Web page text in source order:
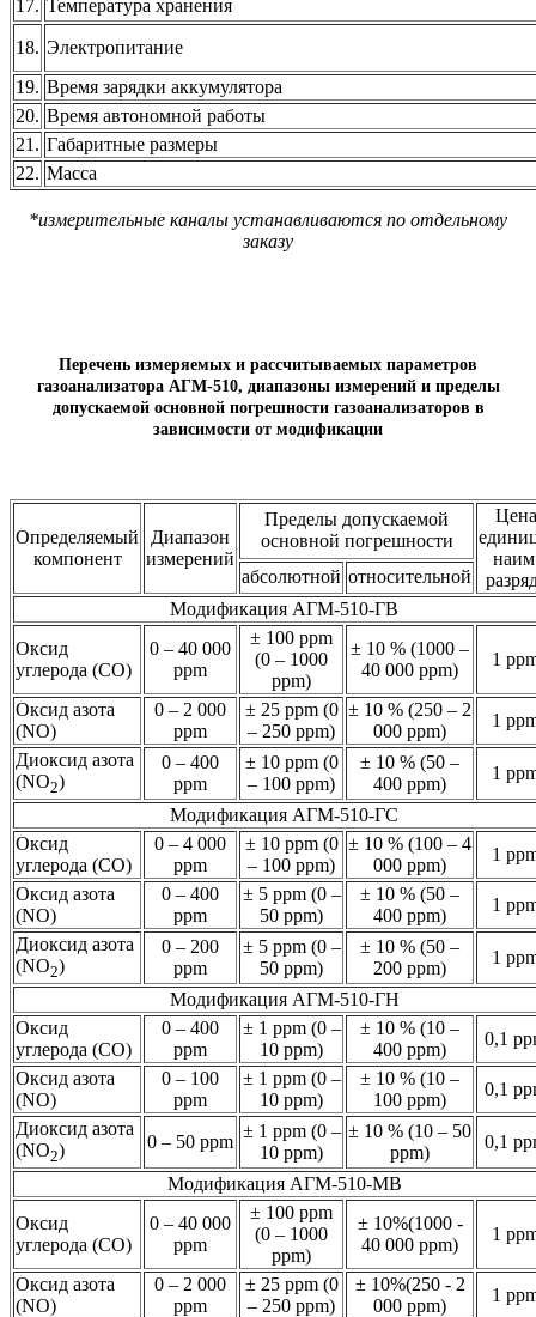
17. Температура хранения
18. Электропитание
19. Время зарядки аккумулятора
20. Время автономной работы
21. Габаритные размеры
22. Масса
*измерительные каналы устанавливаются по отдельному
заказу
Перечень измеряемых и рассчитываемых параметров
газоанализатора АГМ-510, диапазоны измерений и пределы
допускаемой основной погрешности газоанализаторов в
зависимости от модификации
Определяемый
компонент
Диапазон
измерений
Пределы допускаемой
основной погрешности
Цена
абсолютной относительной
Модификация АГМ-510-ГВ
Оксид
углерода (CO)
0 – 40 000
ppm
± 100 ppm
(0 – 1000
ppm)
± 10 % (1000 –
40 000 ppm)
1
Оксид азота
(NO)
0 – 2 000
ppm
± 25 ppm (0
– 250 ppm)
± 10 % (250 – 2
000 ppm)
1
Диоксид азота
(NO2)
0 – 400
ppm
± 10 ppm (0
– 100 ppm)
± 10 % (50 –
400 ppm)
1
Модификация АГМ-510-ГС
Оксид
углерода (CO)
0 – 4 000
ppm
± 10 ppm (0
– 100 ppm)
± 10 % (100 – 4
000 ppm)
1
Оксид азота
(NO)
0 – 400
ppm
± 5 ppm (0 –
50 ppm)
± 10 % (50 –
400 ppm)
1
Диоксид азота
(NO2)
0 – 200
ppm
± 5 ppm (0 –
50 ppm)
± 10 % (50 –
200 ppm)
1
Модификация АГМ-510-ГН
Оксид
углерода (CO)
0 – 400
ppm
± 1 ppm (0 –
10 ppm)
± 10 % (10 –
400 ppm)
0,1
Оксид азота
(NO)
0 – 100
ppm
± 1 ppm (0 –
10 ppm)
± 10 % (10 –
100 ppm)
0,1
Диоксид азота
(NO2) 0 – 50 ppm
± 1 ppm (0 –
10 ppm)
± 10 % (10 – 50
ppm)
0,1
Модификация АГМ-510-МВ
Оксид
углерода (CO)
0 – 40 000
ppm
± 100 ppm
(0 – 1000
ppm)
± 10%(1000 -
40 000 ppm)
1
Оксид азота
(NO)
0 – 2 000
ppm
± 25 ppm (0
– 250 ppm)
± 10%(250 - 2
000 ppm)
1